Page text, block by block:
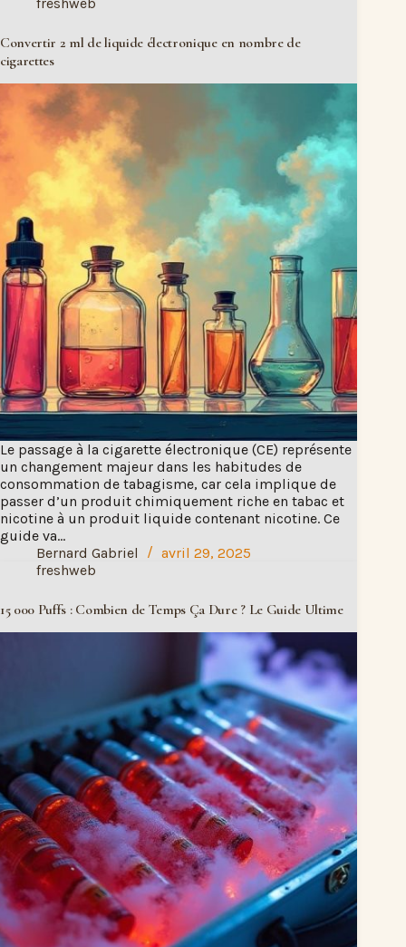
Convertir 2 ml de liquide électronique en nombre de
cigarettes
Le passage à la cigarette électronique (CE) représente
un changement majeur dans les habitudes de
consommation de tabagisme, car cela implique de
passer d’un produit chimiquement riche en tabac et
nicotine à un produit liquide contenant nicotine. Ce
guide va…
Bernard Gabriel
avril 29, 2025
freshweb
15 000 Puffs : Combien de Temps Ça Dure ? Le Guide Ultime